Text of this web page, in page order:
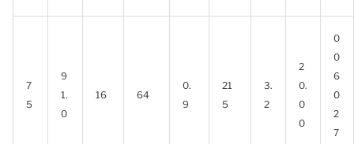
7
5
9
1.
0
16 64
0.
9
21
5
3.
2
2
0.
0
0
0
0
6
0
2
7